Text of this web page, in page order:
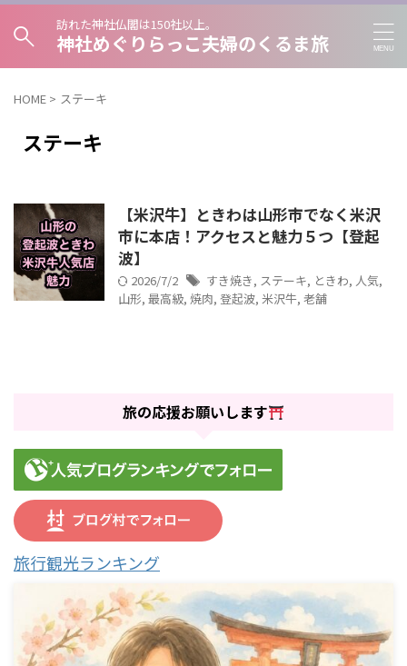
訪れた神社仏閣は150社以上。
神社めぐりらっこ夫婦のくるま旅
HOME > ステーキ
ステーキ
【米沢牛】ときわは山形市でなく米沢
市に本店！アクセスと魅力５つ【登起
波】
2026/7/2 すき焼き, ステーキ, ときわ, 人気,
山形, 最高級, 焼肉, 登起波, 米沢牛, 老舗
旅の応援お願いします
旅行観光ランキング